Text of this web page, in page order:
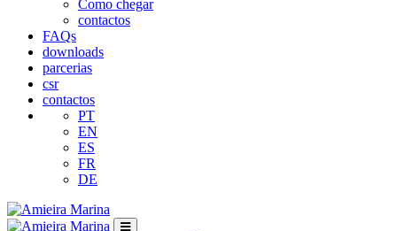
Como chegar
contactos
FAQs
downloads
parcerias
csr
contactos
PT
EN
ES
FR
DE